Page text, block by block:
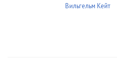
Вильгельм Кейт